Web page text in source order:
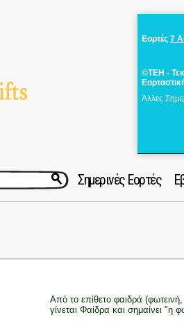
Εορτές 7
©ΤΕΗ -
Άλλες
Σημερινές Εορτές
Από το επίθετο φαιδρά
γίνεται Φαίδρα και σημαίνει "η